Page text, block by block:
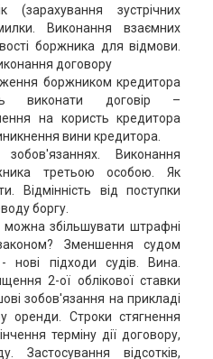
(зарахування зустрічних
Виконання взаємних
боржника для відмови.
договору
боржником кредитора
виконати договір –
на користь кредитора
вини кредитора.
Виконання
третьою особою. Як
Відмінність від поступки
боргу.
можна збільшувати штрафні
Зменшення судом
нові підходи судів. Вина.
2-ої облікової ставки
зобов'язання на прикладі
оренди. Строки стягнення
терміну дії договору,
Застосування відсотків,